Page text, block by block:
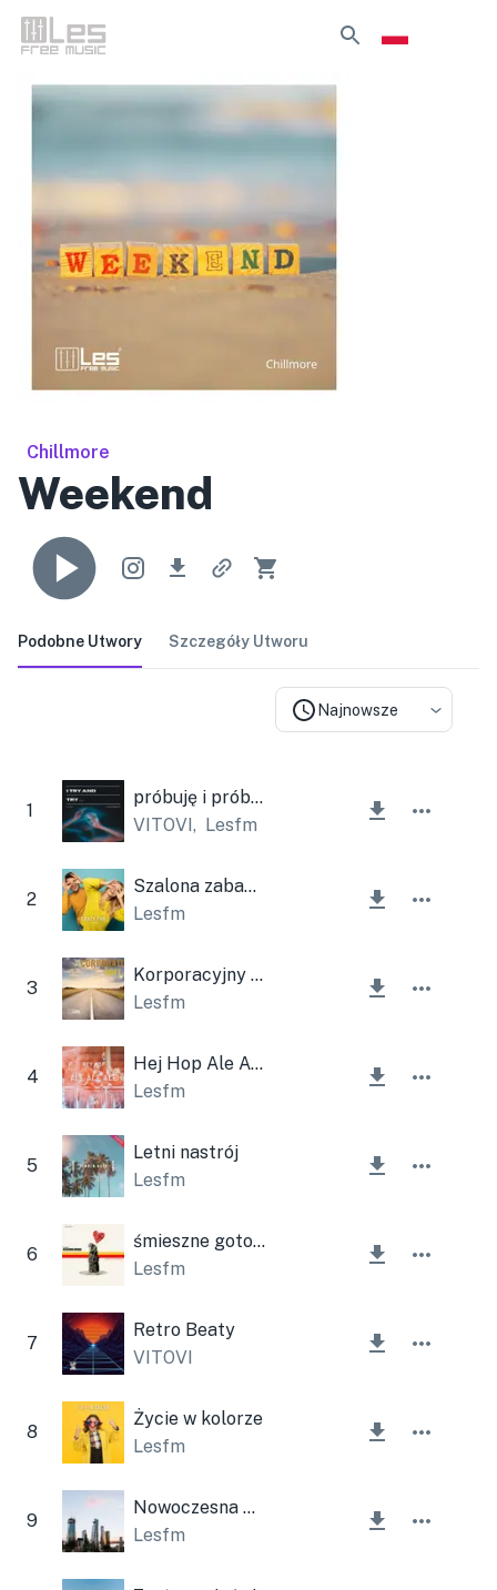
Chillmore
Weekend
Podobne Utwory Szczegóły Utworu
Najnowsze
1
próbuję i próbuję
VITOVI, Lesfm
2
Szalona zabawa
Lesfm
3
Korporacyjny miękki
Lesfm
4
Hej Hop Ale Ale Ale Ale
Lesfm
5
Letni nastrój
Lesfm
6
śmieszne gotowanie
Lesfm
7
Retro Beaty
VITOVI
8
Życie w kolorze
Lesfm
9
Nowoczesna Korporacja
Lesfm